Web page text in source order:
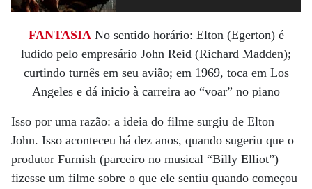
FANTASIANo sentido horário: Elton (Egerton) é
ludido pelo empresário John Reid (Richard Madden);
curtindo turnês em seu avião; em 1969, toca em Los
Angeles e dá inicio à carreira ao “voar” no piano
Isso por uma razão: a ideia do filme surgiu de Elton
John. Isso aconteceu há dez anos, quando sugeriu que o
produtor Furnish (parceiro no musical “Billy Elliot”)
fizesse um filme sobre o que ele sentiu quando começou